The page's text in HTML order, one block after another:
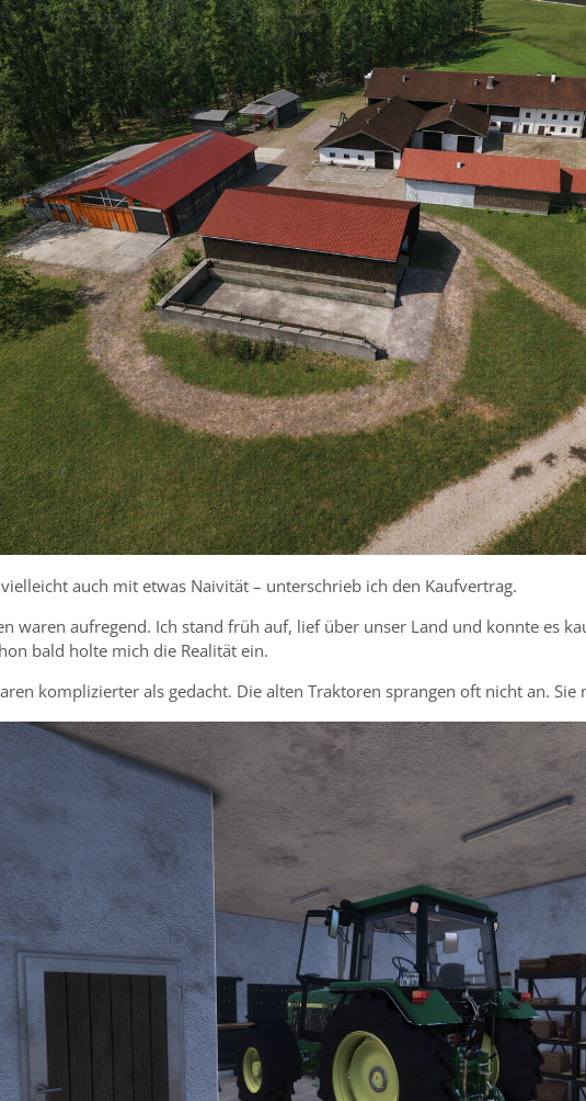
auch mit etwas Naivität – unterschrieb ich den Kaufvertrag.
waren aufregend. Ich stand früh auf, lief über unser Land und konnte es
bald holte mich die Realität ein.
komplizierter als gedacht. Die alten Traktoren sprangen oft nicht an.